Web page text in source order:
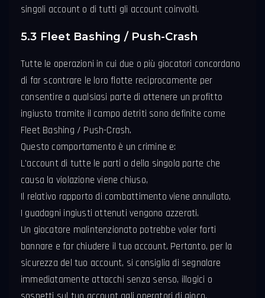
singoli account o di tutti gli account coinvolti.
5.3 Fleet Bashing / Push-Crash
Tutte le operazioni in cui due o più giocatori concordano
di far scontrare le loro flotte reciprocamente per
consentire a qualsiasi parte di ottenere un profitto
ingiusto tramite il campo detriti sono definite come
Fleet Bashing / Push-Crash.
Questo comportamento è un crimine e:
L'account di tutte le parti o della singola parte che
causa la violazione viene chiuso,
Il relativo rapporto di combattimento viene annullato,
I guadagni ingiusti ottenuti vengono azzerati.
Un giocatore malintenzionato potrebbe voler farti
bannare e far chiudere il tuo account. Pertanto, per la
sicurezza del tuo account, si consiglia di segnalare
immediatamente attacchi senza senso, illogici o